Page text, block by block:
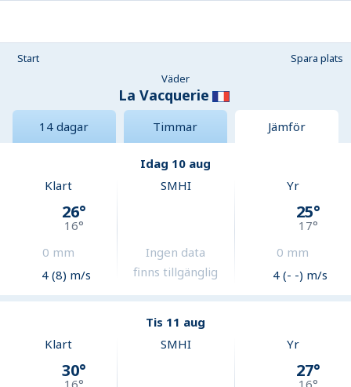
Start
Spara plats
Väder
La Vacquerie
14 dagar Timmar Jämför
Idag 10 aug
Klart
26°
16°
0 mm
4 (8) m/s
SMHI
Ingen data
finns tillgänglig
Yr
25°
17°
0 mm
4 (- -) m/s
Tis 11 aug
Klart
30°
16°
SMHI Yr
27°
16°